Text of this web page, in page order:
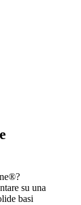
su una
basi